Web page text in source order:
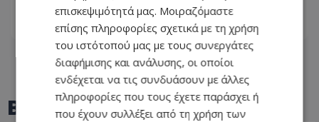
08.08.2026 - 15:05
BEST OFTOTHEMAONLINE
επισκεψιμότητά μας. Μοιραζόμαστε
επίσης πληροφορίες σχετικά με τη χρήση
του ιστότοπού μας με τους συνεργάτες
διαφήμισης και ανάλυσης, οι οποίοι
ενδέχεται να τις συνδυάσουν με άλλες
πληροφορίες που τους έχετε παράσχει ή
που έχουν συλλέξει από τη χρήση των